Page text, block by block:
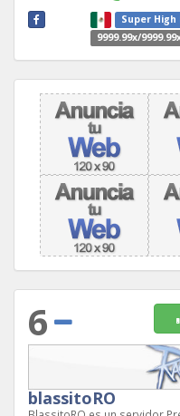
Super High
9999.99x/
6
blassitoRO